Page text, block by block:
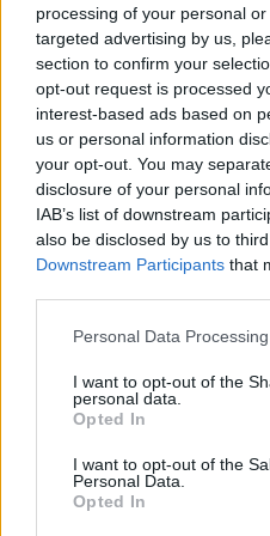
processing of your personal
targeted advertising by us,
section to confirm your
opt-out request is processed
interest-based ads based on
us or personal information
your opt-out. You may
disclosure of your personal
IAB’s list of downstream
also be disclosed by us to
Downstream Participants that
Personal Data
I want to opt-out of the
personal data.
Opted In
I want to opt-out of the
Personal Data.
Opted In
εναντίον της Ολλανδίας
το οποίο αφιέρωσε στον
πρώην αρχηγό της
ξαφνικά το 2009.
Ντιέγκο Μαραντόνα:
σε Παγκόσμιο Κύπελλο
προσωπικότητά του,
Στο απόγειο της
χρόνια αργότερα στην
«αλμπισελέστε» έχασε
Γερμανία (1-0). Μεταξύ
για το ότι σκόραρε, με
μεταξύ τους, τα πιο